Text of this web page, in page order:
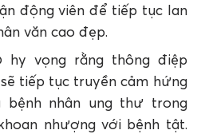
động viên để tiếp tục lan
văn cao đẹp.
hy vọng rằng thông điệp
sẽ tiếp tục truyền cảm hứng
nhân ung thư trong
nhượng với bệnh tật.